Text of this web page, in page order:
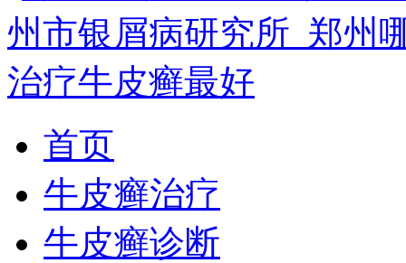
首页
牛皮癣治疗
牛皮癣诊断